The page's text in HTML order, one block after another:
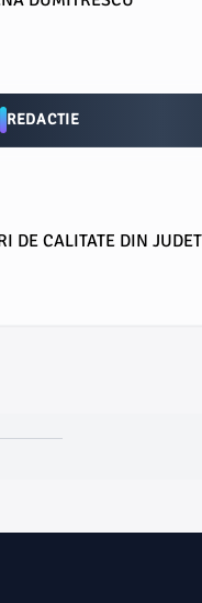
REDACTIE
DE CALITATE DIN